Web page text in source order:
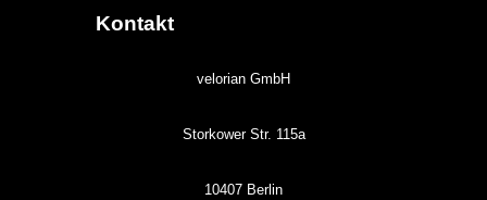
Kontakt
velorian GmbH
Storkower Str. 115a
10407 Berlin